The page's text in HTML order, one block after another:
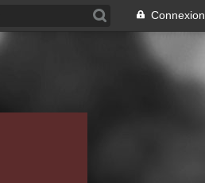
Connexion